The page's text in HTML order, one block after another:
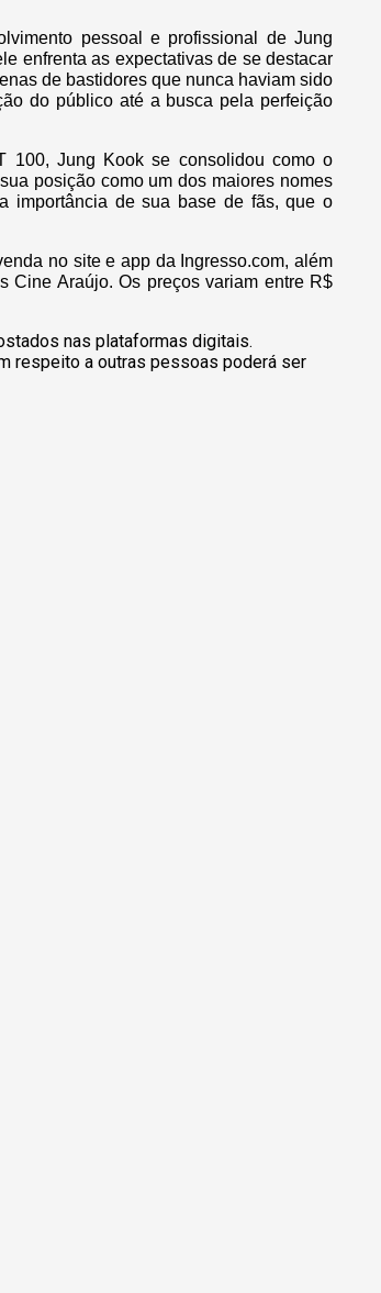
pessoal e profissional de Jung
enfrenta as expectativas de se destacar
de bastidores que nunca haviam sido
do público até a busca pela perfeição
100, Jung Kook se consolidou como o
posição como um dos maiores nomes
importância de sua base de fãs, que o
no site e app da Ingresso.com, além
Cine Araújo. Os preços variam entre R$
nas plataformas digitais.
respeito a outras pessoas poderá ser